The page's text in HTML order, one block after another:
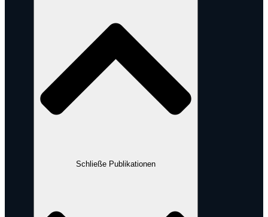
Schließe Publikationen